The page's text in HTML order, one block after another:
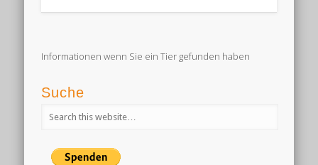
Informationen wenn Sie ein Tier gefunden haben
Suche